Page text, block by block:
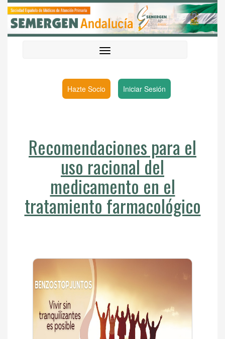
Hazte Socio Iniciar Sesión
Recomendaciones para el
uso racional del
medicamento en el
tratamiento farmacológico